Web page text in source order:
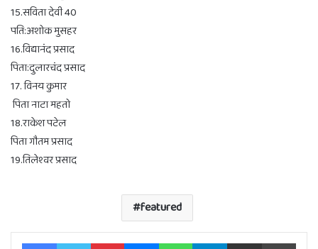
15.सविता देवी 40
पति:अशोक मुसहर
16.विद्यानंद प्रसाद
पिता:दुलारचंद प्रसाद
17. विनय कुमार
पिता नाटा महतो
18.राकेश पटेल
पिता गौतम प्रसाद
19.तिलेश्वर प्रसाद
featured
FacebookTwitter PinterestMessengerWhatsAppTelegramShare via Email Print